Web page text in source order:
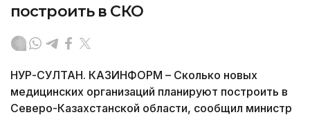
построить в СКО
НУР-СУЛТАН. КАЗИНФОРМ – Сколько новых
медицинских организаций планируют построить в
Северо-Казахстанской области, сообщил министр